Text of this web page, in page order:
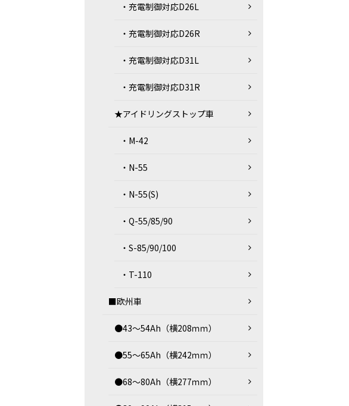
・充電制御対応D26L
・充電制御対応D26R
・充電制御対応D31L
・充電制御対応D31R
★アイドリングストップ車
・M-42
・N-55
・N-55(S)
・Q-55/85/90
・S-85/90/100
・T-110
■欧州車
●43～54Ah（横208ｍｍ）
●55～65Ah（横242ｍｍ）
●68～80Ah（横277ｍｍ）